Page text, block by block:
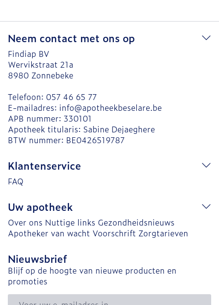
Neem contact met ons op
Findiap BV
Wervikstraat 21a
8980 Zonnebeke
Telefoon: 057 46 65 77
E-mailadres: info@apotheekbeselare.be
APB nummer: 330101
Apotheek titularis: Sabine Dejaeghere
BTW nummer: BE0426519787
Klantenservice
FAQ
Uw apotheek
Over ons Nuttige links Gezondheidsnieuws
Apotheker van wacht Voorschrift Zorgtarieven
Nieuwsbrief
Blijf op de hoogte van nieuwe producten en
promoties
E-mail adres